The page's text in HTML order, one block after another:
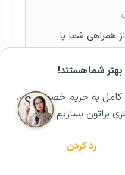
شما هستند!
کامل به حریم خصوصیتون،
براتون بسازیم.
رد کردن
رزرو مشاوره تخصصی
همراهی شما با
عزیز برای بررسی
با همکاران ما تماس
سؤال دیگه‌ای
بگذارید. موفق
این پرسش